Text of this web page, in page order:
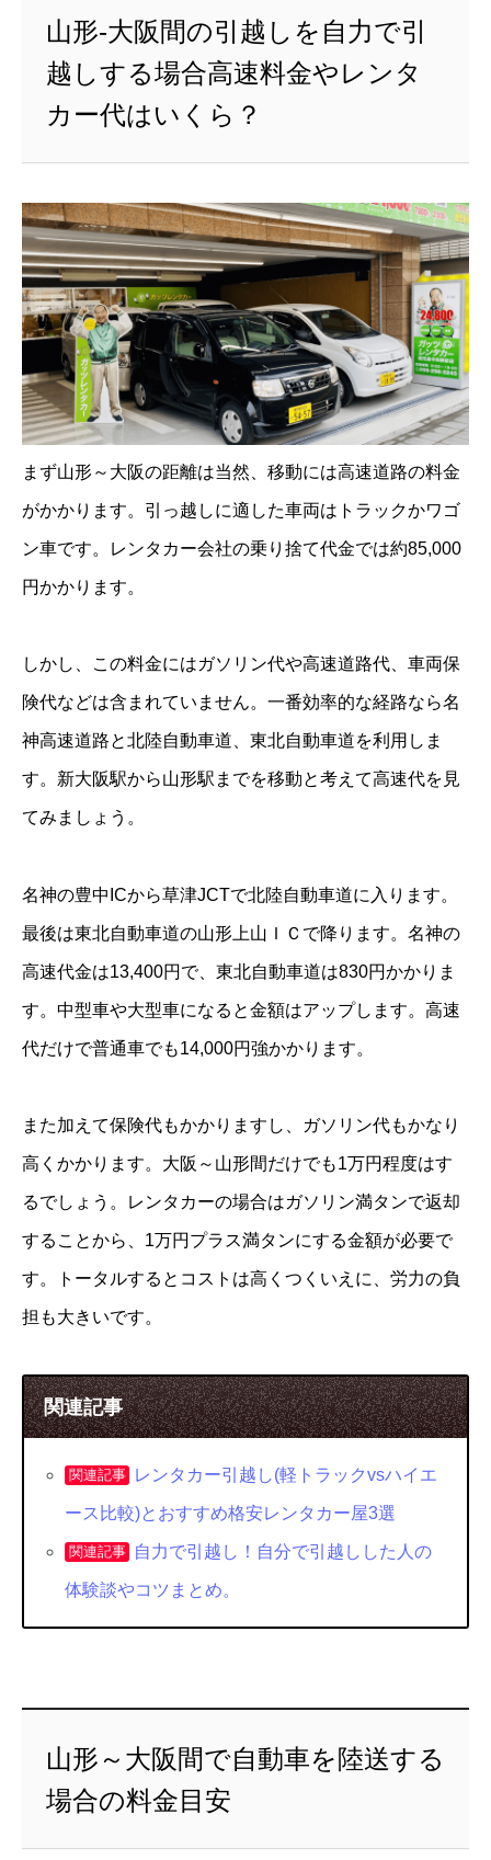
山形-大阪間の引越しを自力で引
越しする場合高速料金やレンタ
カー代はいくら？
まず山形～大阪の距離は当然、移動には高速道路の料金
がかかります。引っ越しに適した車両はトラックかワゴ
ン車です。レンタカー会社の乗り捨て代金では約85,000
円かかります。
しかし、この料金にはガソリン代や高速道路代、車両保
険代などは含まれていません。一番効率的な経路なら名
神高速道路と北陸自動車道、東北自動車道を利用しま
す。新大阪駅から山形駅までを移動と考えて高速代を見
てみましょう。
名神の豊中ICから草津JCTで北陸自動車道に入ります。
最後は東北自動車道の山形上山ＩＣで降ります。名神の
高速代金は13,400円で、東北自動車道は830円かかりま
す。中型車や大型車になると金額はアップします。高速
代だけで普通車でも14,000円強かかります。
また加えて保険代もかかりますし、ガソリン代もかなり
高くかかります。大阪～山形間だけでも1万円程度はす
るでしょう。レンタカーの場合はガソリン満タンで返却
することから、1万円プラス満タンにする金額が必要で
す。トータルするとコストは高くつくいえに、労力の負
担も大きいです。
関連記事
関連記事 レンタカー引越し(軽トラックvsハイエ
ース比較)とおすすめ格安レンタカー屋3選
関連記事 自力で引越し！自分で引越しした人の
体験談やコツまとめ。
山形～大阪間で自動車を陸送する
場合の料金目安